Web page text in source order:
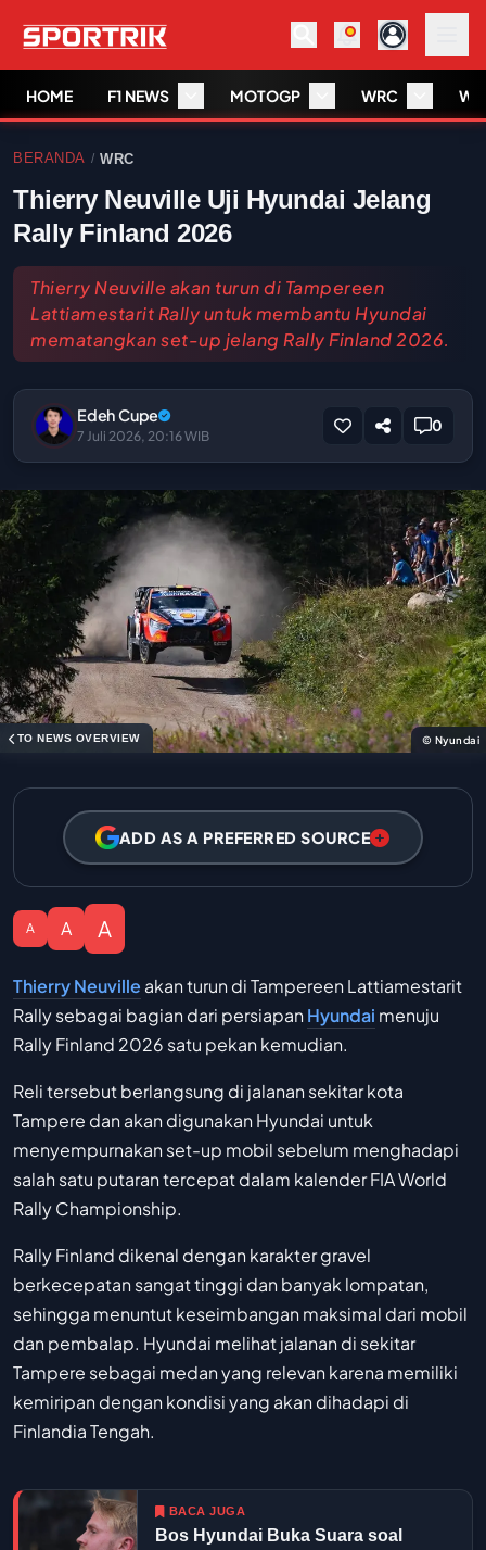
HOME F1 NEWS MOTOGP WRC
BERANDA / WRC
Thierry Neuville Uji Hyundai Jelang
Rally Finland 2026
Thierry Neuville akan turun di Tampereen
Lattiamestarit Rally untuk membantu Hyundai
mematangkan set-up jelang Rally Finland 2026.
Edeh Cupe
7 Juli 2026, 20:16 WIB
0
TO NEWS OVERVIEW © Nyundai
ADD AS A PREFERRED SOURCE
A A A
Thierry Neuville akan turun di Tampereen Lattiamestarit
Rally sebagai bagian dari persiapanHyundai menuju
Rally Finland 2026 satu pekan kemudian.
Reli tersebut berlangsung di jalanan sekitar kota
Tampere dan akan digunakan Hyundai untuk
menyempurnakan set-up mobil sebelum menghadapi
salah satu putaran tercepat dalam kalender FIA World
Rally Championship.
Rally Finland dikenal dengan karakter gravel
berkecepatan sangat tinggi dan banyak lompatan,
sehingga menuntut keseimbangan maksimal dari mobil
dan pembalap. Hyundai melihat jalanan di sekitar
Tampere sebagai medan yang relevan karena memiliki
kemiripan dengan kondisi yang akan dihadapi di
Finlandia Tengah.
BACA JUGA
Bos Hyundai Buka Suara soal